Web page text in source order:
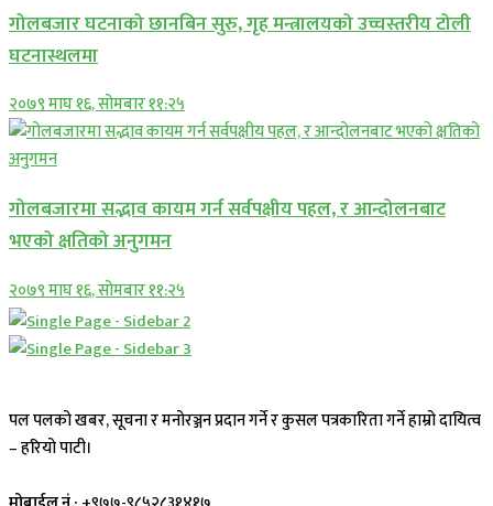
गोलबजार घटनाको छानबिन सुरु, गृह मन्त्रालयको उच्चस्तरीय टोली
घटनास्थलमा
२०७९ माघ १६, सोमबार ११:२५
गोलबजारमा सद्भाव कायम गर्न सर्वपक्षीय पहल, र आन्दोलनबाट
भएको क्षतिको अनुगमन
२०७९ माघ १६, सोमबार ११:२५
पल पलको खबर, सूचना र मनोरञ्जन प्रदान गर्ने र कुसल पत्रकारिता गर्ने हाम्रो दायित्व
– हरियो पाटी।